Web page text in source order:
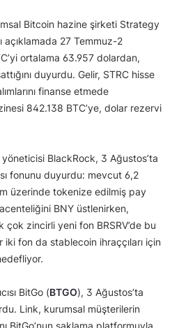
Bitcoin hazine şirketi Strategy
açıklamada 27 Temmuz-2
ortalama 63.957 dolardan,
duyurdu. Gelir, STRC hisse
finanse etmede
842.138 BTC’ye, dolar rezervi
BlackRock, 3 Ağustos’ta
fonunu duyurdu: mevcut 6,2
üzerinde tokenize edilmiş pay
acenteliğini BNY üstlenirken,
çok zincirli yeni fon BRSRV’de bu
fon da stablecoin ihraççıları için
BitGo (BTGO), 3 Ağustos’ta
Link, kurumsal müşterilerin
BitGo’nun saklama platformuyla